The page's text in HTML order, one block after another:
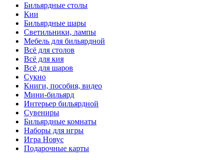
Бильярдные столы
Кии
Бильярдные шары
Светильники, лампы
Мебель для бильярдной
Всё для столов
Всё для кия
Всё для шаров
Сукно
Книги, пособия, видео
Мини-бильярд
Интерьер бильярдной
Сувениры
Бильярдные комнаты
Наборы для игры
Игра Новус
Подарочные карты